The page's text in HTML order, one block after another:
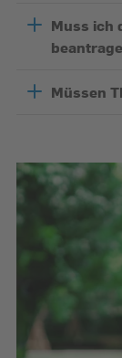
Muss ich
Müssen